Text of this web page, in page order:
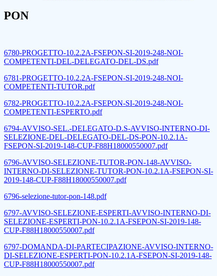
PON
6780-PROGETTO-10.2.2A-FSEPON-SI-2019-248-NOI-
COMPETENTI-DEL-DELEGATO-DEL-DS.pdf
6781-PROGETTO-10.2.2A-FSEPON-SI-2019-248-NOI-
COMPETENTI-TUTOR.pdf
6782-PROGETTO-10.2.2A-FSEPON-SI-2019-248-NOI-
COMPETENTI-ESPERTO.pdf
6794-AVVISO-SEL.-DELEGATO-D.S-AVVISO-INTERNO-DI-
SELEZIONE-DEL-DELEGATO-DEL-DS-PON-10.2.1A-
FSEPON-SI-2019-148-CUP-F88H18000550007.pdf
6796-AVVISO-SELEZIONE-TUTOR-PON-148-AVVISO-
INTERNO-DI-SELEZIONE-TUTOR-PON-10.2.1A-FSEPON-SI-
2019-148-CUP-F88H18000550007.pdf
6796-selezione-tutor-pon-148.pdf
6797-AVVISO-SELEZIONE-ESPERTI-AVVISO-INTERNO-DI-
SELEZIONE-ESPERTI-PON-10.2.1A-FSEPON-SI-2019-148-
CUP-F88H18000550007.pdf
6797-DOMANDA-DI-PARTECIPAZIONE-AVVISO-INTERNO-
DI-SELEZIONE-ESPERTI-PON-10.2.1A-FSEPON-SI-2019-148-
CUP-F88H18000550007.pdf